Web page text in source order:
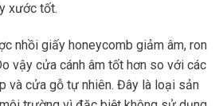
xước tốt.
nhồi giấy honeycomb giảm âm, ron
vậy cửa cánh âm tốt hơn so với các
và cửa gỗ tự nhiên. Đây là loại sản